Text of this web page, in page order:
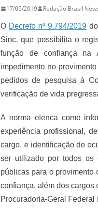
17/05/2019 Redação Brasil
O Decreto nº 9.794/2019
Sinc, que possibilita o
função de confiança na
impedimento no
pedidos de pesquisa à
verificação de vida
A norma elenca como
experiência profissional,
cargo, e identificação do
ser utilizado por todos os
públicas para o provimento
confiança, além dos cargos
Procuradoria-Geral